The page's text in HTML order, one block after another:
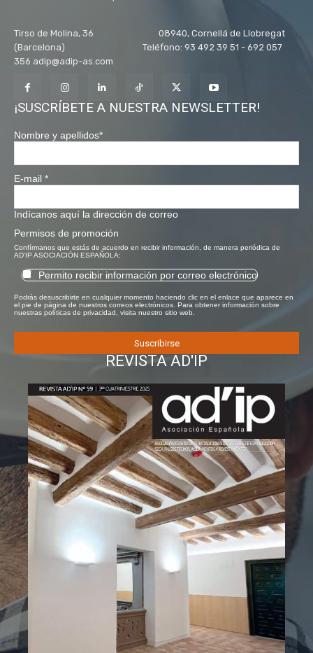
Tirso de Molina, 36 08940, Cornellá de Llobregat
(Barcelona) Teléfono: 93 492 39 51 - 692 057
356 adip@adip-as.com
¡SUSCRÍBETE A NUESTRA NEWSLETTER!
Nombre y apellidos*
E-mail *
Indícanos aquí la dirección de correo
Permisos de promoción
Confírmanos que estás de acuerdo en recibir información, de manera periódica de
AD'IP ASOCIACIÓN ESPAÑOLA:
Permito recibir información por correo electrónico
Podrás desuscribirte en cualquier momento haciendo clic en el enlace que aparece en
el pie de página de nuestros correos electrónicos. Para obtener información sobre
nuestras políticas de privacidad, visita nuestro sitio web.
REVISTA AD'IP